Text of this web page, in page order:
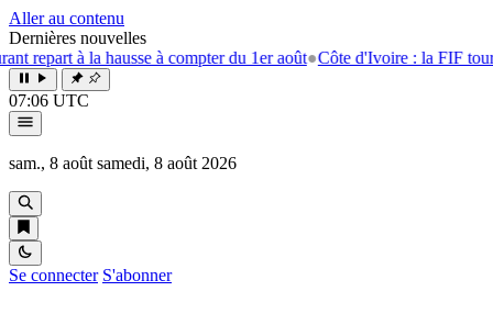
Aller au contenu
Dernières nouvelles
à la hausse à compter du 1er août●Côte d'Ivoire : la FIF tourne la
07:06 UTC
sam., 8 août samedi, 8 août 2026
Se connecter S'abonner